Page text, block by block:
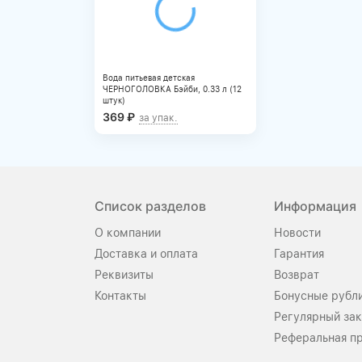
Вода питьевая детская
ЧЕРНОГОЛОВКА Бэйби, 0.33 л (12
штук)
369₽ за упак.
Список разделов
О компании
Доставка и оплата
Реквизиты
Контакты
Информация
Новости
Гарантия
Возврат
Бонусные
Регулярный
Реферальная